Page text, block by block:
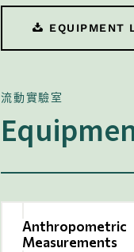
EQUIPMENT
流動實驗室
Anthropometric
Measurements